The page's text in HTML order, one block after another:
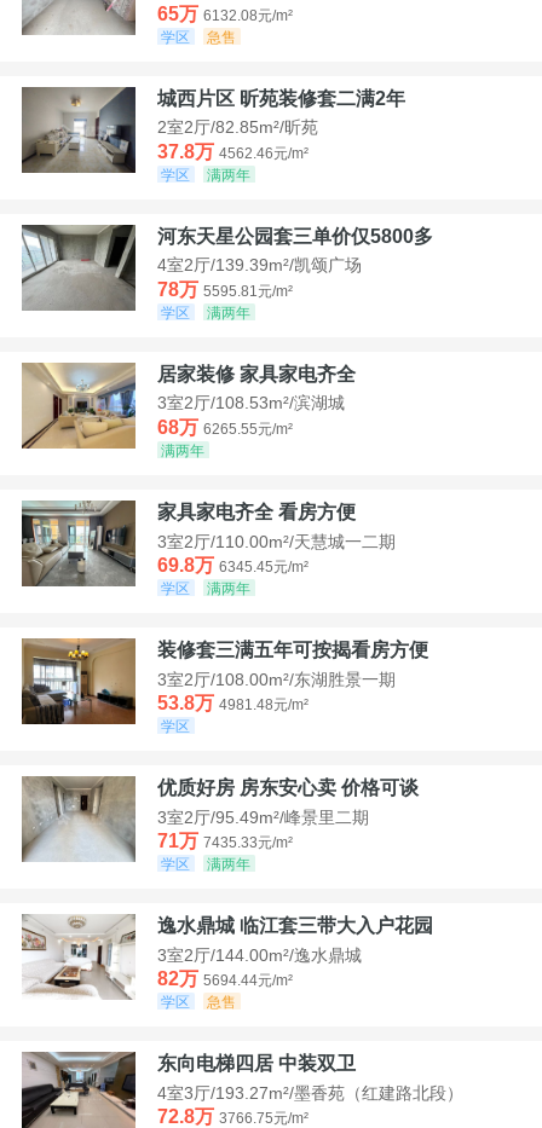
65万 6132.08元/m²
学区
急售
城西片区 昕苑装修套二满2年
2室2厅/82.85m²/昕苑
37.8万 4562.46元/m²
学区
满两年
河东天星公园套三单价仅5800多
4室2厅/139.39m²/凯颂广场
78万 5595.81元/m²
学区
满两年
居家装修 家具家电齐全
3室2厅/108.53m²/滨湖城
68万 6265.55元/m²
满两年
家具家电齐全 看房方便
3室2厅/110.00m²/天慧城一二期
69.8万 6345.45元/m²
学区
满两年
装修套三满五年可按揭看房方便
3室2厅/108.00m²/东湖胜景一期
53.8万 4981.48元/m²
学区
优质好房 房东安心卖 价格可谈
3室2厅/95.49m²/峰景里二期
71万 7435.33元/m²
学区
满两年
逸水鼎城 临江套三带大入户花园
3室2厅/144.00m²/逸水鼎城
82万 5694.44元/m²
学区
急售
东向电梯四居 中装双卫
4室3厅/193.27m²/墨香苑（红建路北段）
72.8万 3766.75元/m²